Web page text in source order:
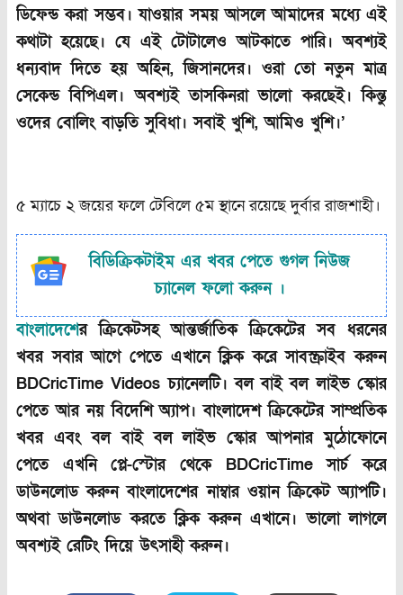
ডিফেন্ড করা সম্ভব। যাওয়ার সময় আসলে আমাদের মধ্যে এই
কথাটা হয়েছে। যে এই টোটালেও আটকাতে পারি। অবশ্যই
ধন্যবাদ দিতে হয় অহিন,জিসানদের। ওরা তো নতুন মাত্র
সেকেন্ড বিপিএল। অবশ্যই তাসকিনরা ভালো করছেই। কিন্তু
ওদের বোলিং বাড়তি সুবিধা। সবাই খুশি,আমিও খুশি।’
৫ ম্যাচে ২ জয়ের ফলে টেবিলে ৫ম স্থানে রয়েছে দুর্বার রাজশাহী।
বিডিক্রিকটাইম এর খবর পেতে গুগল নিউজ
চ্যানেল ফলো করুন ।
বাংলাদেশের ক্রিকেটসহ আন্তর্জাতিক ক্রিকেটের সব ধরনের
খবর সবার আগে পেতে এখানে ক্লিক করে সাবস্ক্রাইব করুন
BDCricTime Videos চ্যানেলটি। বল বাই বল লাইভ স্কোর
পেতে আর নয় বিদেশি অ্যাপ। বাংলাদেশ ক্রিকেটের সাম্প্রতিক
খবর এবং বল বাই বল লাইভ স্কোর আপনার মুঠোফোনে
পেতে এখনি প্লে-স্টোর থেকে BDCricTime সার্চ করে
ডাউনলোড করুন বাংলাদেশের নাম্বার ওয়ান ক্রিকেট অ্যাপটি।
অথবা ডাউনলোড করতে ক্লিক করুন এখানে। ভালো লাগলে
অবশ্যই রেটিং দিয়ে উৎসাহী করুন।